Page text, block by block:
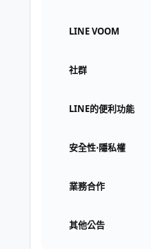
LINE VOOM
社群
LINE的便利功能
安全性⋅隱私權
業務合作
其他公告